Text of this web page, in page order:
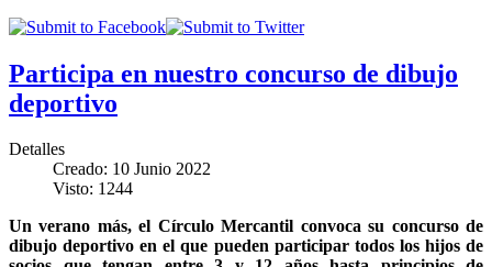
Participa en nuestro concurso de dibujo
deportivo
Detalles
Creado: 10 Junio 2022
Visto: 1244
Un verano más, el Círculo Mercantil convoca su concurso de
dibujo deportivo en el que pueden participar todos los hijos de